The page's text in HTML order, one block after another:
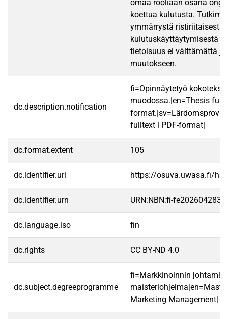
omaa rooliaan osana
koettua kulutusta.
ymmärrystä ristiriitaisesta
kulutuskäyttäytymisestä
tietoisuus ei välttämättä
muutokseen.
dc.description.notification
fi=Opinnäytetyö
muodossa.|en=Thesis
format.|sv=Lärdomsprov
fulltext i PDF-format|
dc.format.extent 105
dc.identifier.uri https://osuva.uwasa.fi/
dc.identifier.urn URN:NBN:fi-
dc.language.iso fin
dc.rights CC BY-ND 4.0
dc.subject.degreeprogramme
fi=Markkinoinnin
Marketing Management|